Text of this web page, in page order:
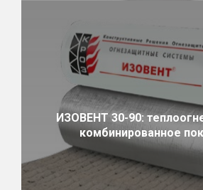
ИЗОВЕНТ 30-90:
комбинированное